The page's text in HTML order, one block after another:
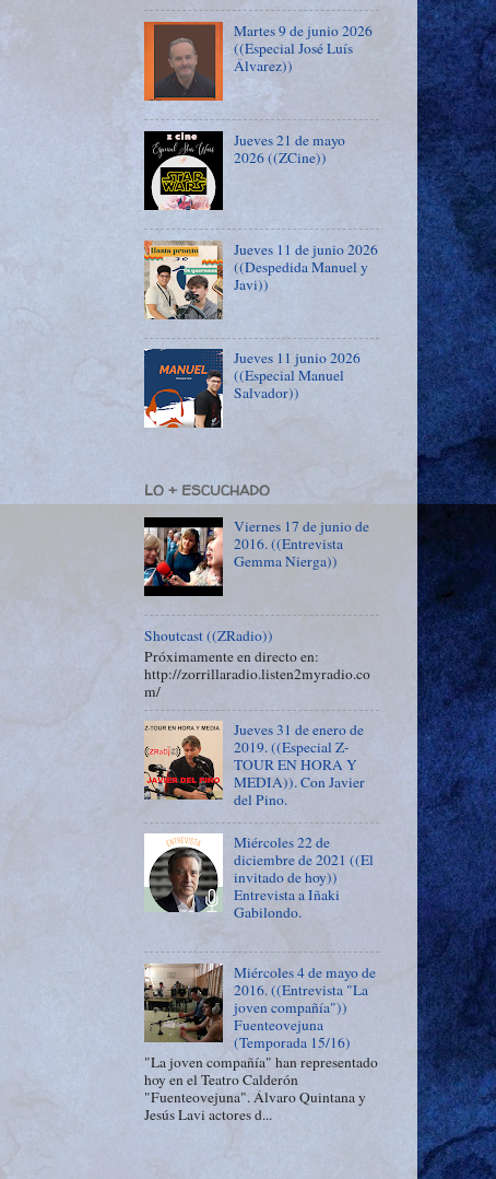
Martes 9 de junio 2026
((Especial José Luís
Álvarez))
Jueves 21 de mayo
2026 ((ZCine))
Jueves 11 de junio 2026
((Despedida Manuel y
Javi))
Jueves 11 junio 2026
((Especial Manuel
Salvador))
LO + ESCUCHADO
Viernes 17 de junio de
2016. ((Entrevista
Gemma Nierga))
Shoutcast ((ZRadio))
Próximamente en directo en:
http://zorrillaradio.listen2myradio.co
m/
Jueves 31 de enero de
2019. ((Especial Z-
TOUR EN HORA Y
MEDIA)). Con Javier
del Pino.
Miércoles 22 de
diciembre de 2021 ((El
invitado de hoy))
Entrevista a Iñaki
Gabilondo.
Miércoles 4 de mayo de
2016. ((Entrevista "La
joven compañía"))
Fuenteovejuna
(Temporada 15/16)
"La joven compañía" han representado
hoy en el Teatro Calderón
"Fuenteovejuna". Álvaro Quintana y
Jesús Lavi actores d...